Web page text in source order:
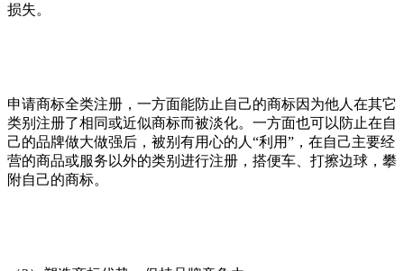
损失。
申请商标全类注册，一方面能防止自己的商标因为他人在其它
类别注册了相同或近似商标而被淡化。一方面也可以防止在自
己的品牌做大做强后，被别有用心的人“利用”，在自己主要经
营的商品或服务以外的类别进行注册，搭便车、打擦边球，攀
附自己的商标。